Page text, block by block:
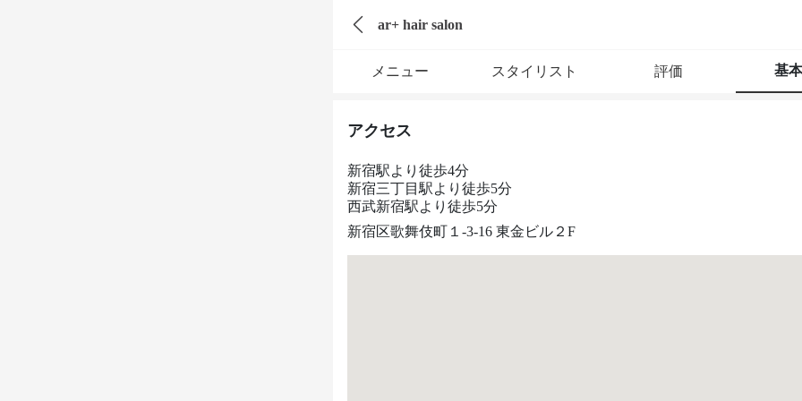
ar+ hair salon
メニュー スタイリスト 評価 基
アクセス
新宿駅より徒歩4分
新宿三丁目駅より徒歩5分
西武新宿駅より徒歩5分
新宿区歌舞伎町１-3-16 東金ビル２F